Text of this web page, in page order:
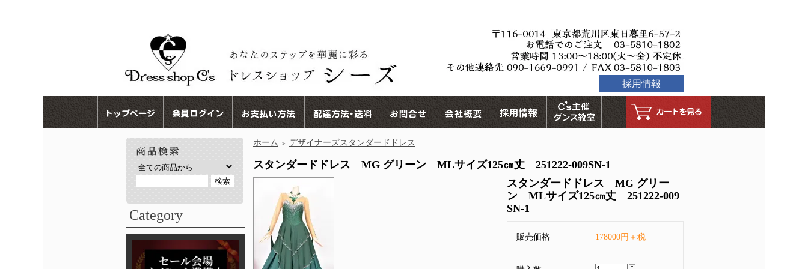
採用情報
Category
ホーム ＞ デザイナーズスタンダードドレス
スタンダードドレス MG グリーン MLサイズ125㎝丈 251222-009SN-1
スタンダードドレス MG グリー
ン MLサイズ125㎝丈 251222-009
SN-1
販売価格 178000円＋税